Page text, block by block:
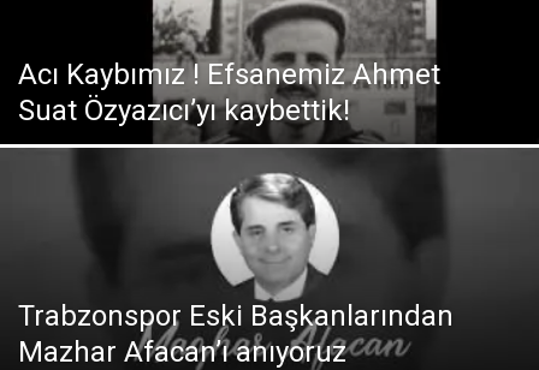
Acı Kaybımız ! Efsanemiz Ahmet
Suat Özyazıcı’yı kaybettik!
Trabzonspor Eski Başkanlarından
Mazhar Afacan’ı anıyoruz